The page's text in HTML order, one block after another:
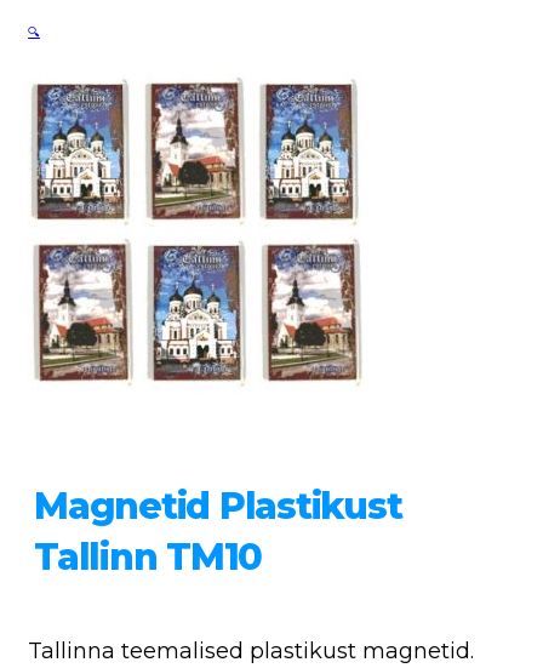
Magnetid Plastikust
Tallinn TM10
Tallinna teemalised plastikust magnetid.
🔍